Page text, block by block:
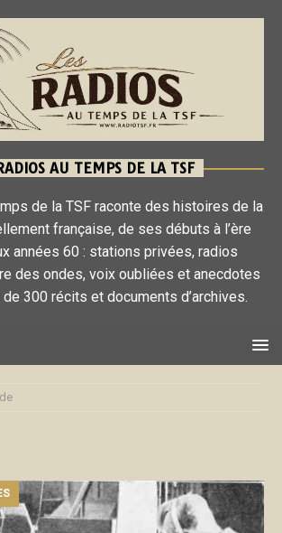
AU TEMPS DE LA TSF
de la TSF raconte des histoires de la
française, de ses débuts à l’ère
années 60 : stations privées, radios
des ondes, voix oubliées et anecdotes
300 récits et documents d’archives.